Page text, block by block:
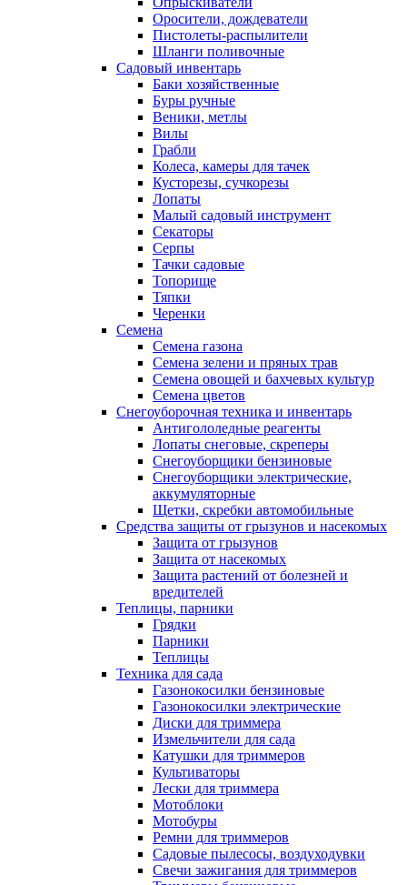
Оросители, дождеватели
Пистолеты-распылители
Шланги поливочные
Садовый инвентарь
Баки хозяйственные
Буры ручные
Веники, метлы
Вилы
Грабли
Колеса, камеры для тачек
Кусторезы, сучкорезы
Лопаты
Малый садовый инструмент
Секаторы
Серпы
Тачки садовые
Топорище
Тяпки
Черенки
Семена
Семена газона
Семена зелени и пряных трав
Семена овощей и бахчевых культур
Семена цветов
Снегоуборочная техника и инвентарь
Антигололедные реагенты
Лопаты снеговые, скреперы
Снегоуборщики бензиновые
Снегоуборщики электрические,
аккумуляторные
Щетки, скребки автомобильные
Средства защиты от грызунов и насекомых
Защита от грызунов
Защита от насекомых
Защита растений от болезней и
вредителей
Теплицы, парники
Грядки
Парники
Теплицы
Техника для сада
Газонокосилки бензиновые
Газонокосилки электрические
Диски для триммера
Измельчители для сада
Катушки для триммеров
Культиваторы
Лески для триммера
Мотоблоки
Мотобуры
Ремни для триммеров
Садовые пылесосы, воздуходувки
Свечи зажигания для триммеров